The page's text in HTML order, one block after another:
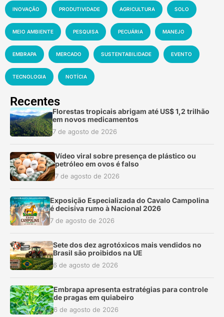
INOVAÇÃO PRODUTIVIDADE AGRICULTURA SOLO
MEIO AMBIENTE PESQUISA PECUÁRIA MANEJO
EMBRAPA MERCADO SUSTENTABILIDADE EVENTO
TECNOLOGIA NOTÍCIA
Recentes
Florestas tropicais abrigam até US$ 1,2 trilhão
em novos medicamentos
7 de agosto de 2026
Vídeo viral sobre presença de plástico ou
petróleo em ovos é falso
7 de agosto de 2026
Exposição Especializada do Cavalo Campolina
é decisiva rumo à Nacional 2026
7 de agosto de 2026
Sete dos dez agrotóxicos mais vendidos no
Brasil são proibidos na UE
6 de agosto de 2026
Embrapa apresenta estratégias para controle
de pragas em quiabeiro
6 de agosto de 2026